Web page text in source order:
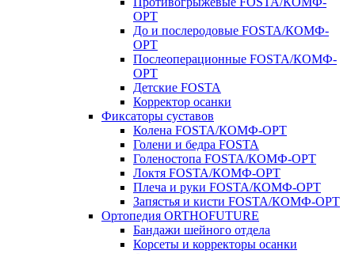
ОРТ
До и послеродовые FOSTA/КОМФ-
ОРТ
Послеоперационные FOSTA/КОМФ-
ОРТ
Детские FOSTA
Корректор осанки
Фиксаторы суставов
Колена FOSTA/КОМФ-ОРТ
Голени и бедра FOSTA
Голеностопа FOSTA/КОМФ-ОРТ
Локтя FOSTA/КОМФ-ОРТ
Плеча и руки FOSTA/КОМФ-ОРТ
Запястья и кисти FOSTA/КОМФ-ОРТ
Ортопедия ORTHOFUTURE
Бандажи шейного отдела
Корсеты и корректоры осанки